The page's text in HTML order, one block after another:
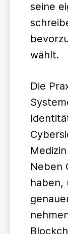
seine
wählt.
Die
Neben
haben,